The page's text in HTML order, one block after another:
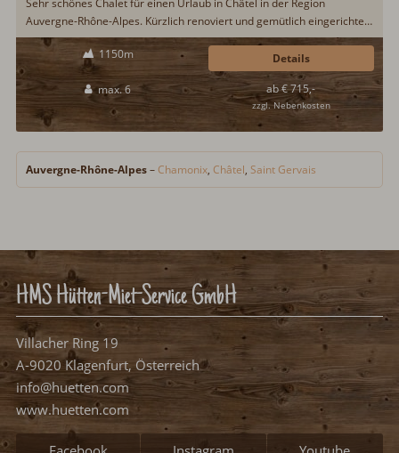
Sehr schönes Chalet für einen Urlaub in Châtel in der Region
Auvergne-Rhône-Alpes. Kürzlich renoviert und gemütlich eingerichtet
mit viel Holz. Großer Esstisch, Schwedenofen, moderne Küche und top
Badezimmer. Sonniger Balkon mit Möblierung, tollem Ausblick auf
Châtel und die Berge der Region Auvergne-Rhône-Alpes...
1150m
max. 6 ab € 715,-
zzgl. Nebenkosten
Details
Auvergne-Rhône-Alpes– Chamonix, Châtel, Saint Gervais
HMS Hütten-Miet-Service GmbH
Villacher Ring 19
A-9020 Klagenfurt, Österreich
info@huetten.com
www.huetten.com